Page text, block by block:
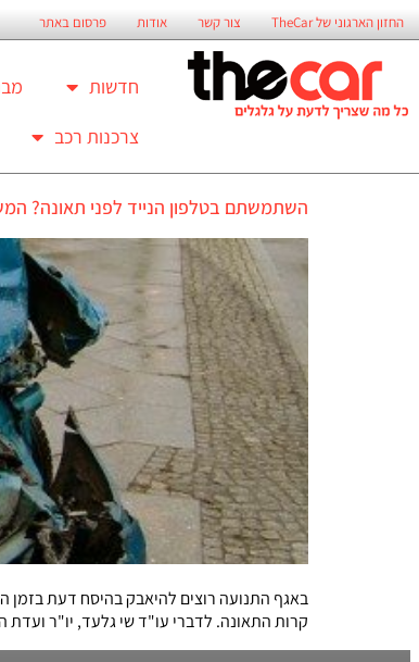
החזון הארגוני של TheCar צור קשר אודות פרסום באתר
חדשות
צרכנות רכב
השתמשתם בטלפון הנייד לפני תאונה?
באגף התנועה רוצים להיאבק בהיסח דעת בזמן
קרות התאונה. לדברי עו"ד שי גלעד, יו"ר ועדת